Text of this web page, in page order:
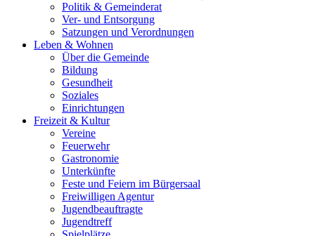
Politik & Gemeinderat
Ver- und Entsorgung
Satzungen und Verordnungen
Leben & Wohnen
Über die Gemeinde
Bildung
Gesundheit
Soziales
Einrichtungen
Freizeit & Kultur
Vereine
Feuerwehr
Gastronomie
Unterkünfte
Feste und Feiern im Bürgersaal
Freiwilligen Agentur
Jugendbeauftragte
Jugendtreff